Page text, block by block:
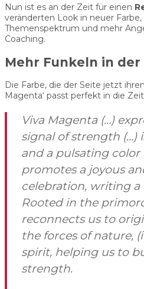
Nun ist es an der Zeit für einen
veränderten Look in neuer
Themenspektrum und mehr
Coaching.
Mehr Funkeln in
Die Farbe, die der Seite jetzt
Magenta‘ passt perfekt in die
Viva Magenta (…)
signal of strength (…)
and a pulsating color
promotes a joyous
celebration, writing a
Rooted in the
reconnects us to
the forces of nature,
spirit, helping us to
strength.